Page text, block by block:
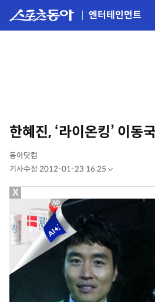
엔터테인먼트
한혜진, ‘라이온킹’ 이동
동아닷컴
기사수정 2012-01-23 16:25
X